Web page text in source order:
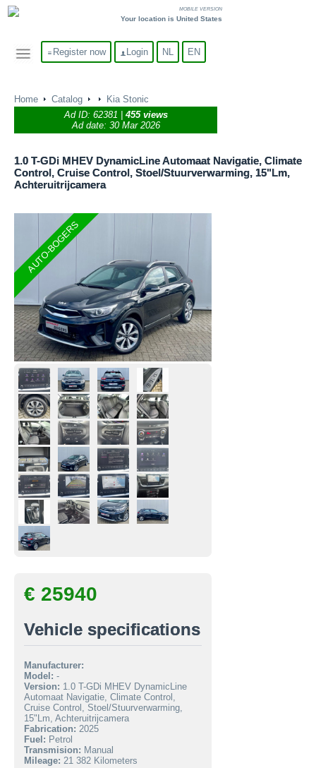
MOBILE VERSION
Your location is United States
Register now Login NL EN
Home Catalog
Kia Stonic
Ad ID: 62381
455 views
Ad date: 30 Mar 2026
1.0 T-GDi MHEV DynamicLine Automaat Navigatie, Climate
Control, Cruise Control, Stoel/Stuurverwarming, 15"Lm,
Achteruitrijcamera
AUTO-BOGERS
€ 25940
Vehicle specifications
Manufacturer:
Model: -
Version: 1.0 T-GDi MHEV DynamicLine
Automaat Navigatie, Climate Control,
Cruise Control, Stoel/Stuurverwarming,
15"Lm, Achteruitrijcamera
Fabrication: 2025
Fuel: Petrol
Transmision: Manual
Mileage: 21 382 Kilometers